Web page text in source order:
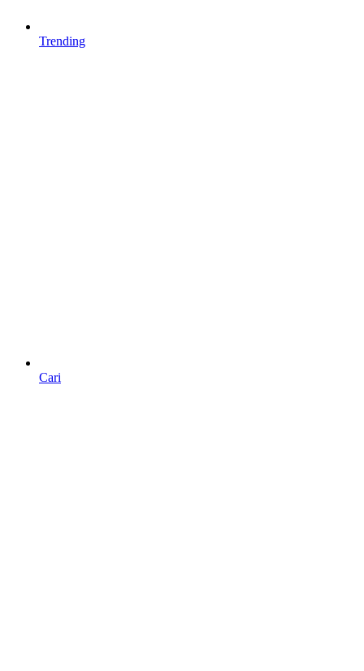
Trending
Cari